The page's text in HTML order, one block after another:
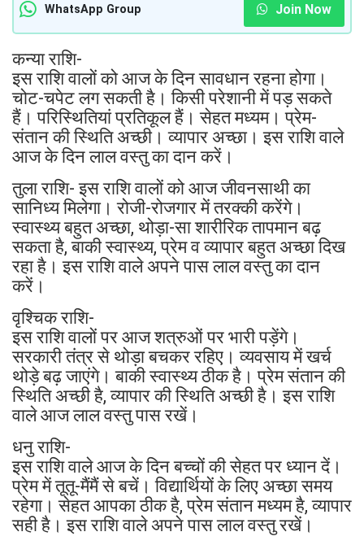
WhatsApp Group Join Now
कन्या राशि-
इस राशि वालों को आज के दिन सावधान रहना होगा।
चोट-चपेट लग सकती है। किसी परेशानी में पड़ सकते
हैं। परिस्थितियां प्रतिकूल हैं। सेहत मध्यम। प्रेम-
संतान की स्थिति अच्छी। व्यापार अच्छा। इस राशि वाले
आज के दिन लाल वस्तु का दान करें।
तुला राशि- इस राशि वालों को आज जीवनसाथी का
सानिध्य मिलेगा। रोजी-रोजगार में तरक्की करेंगे।
स्वास्थ्य बहुत अच्छा, थोड़ा-सा शारीरिक तापमान बढ़
सकता है, बाकी स्वास्थ्य, प्रेम व व्यापार बहुत अच्छा दिख
रहा है। इस राशि वाले अपने पास लाल वस्तु का दान
करें।
वृश्चिक राशि-
इस राशि वालों पर आज शत्रुओं पर भारी पड़ेंगे।
सरकारी तंत्र से थोड़ा बचकर रहिए। व्यवसाय में खर्च
थोड़े बढ़ जाएंगे। बाकी स्वास्थ्य ठीक है। प्रेम संतान की
स्थिति अच्छी है, व्यापार की स्थिति अच्छी है। इस राशि
वाले आज लाल वस्तु पास रखें।
धनु राशि-
इस राशि वाले आज के दिन बच्चों की सेहत पर ध्यान दें।
प्रेम में तूतू-मैंमैं से बचें। विद्यार्थियों के लिए अच्छा समय
रहेगा। सेहत आपका ठीक है, प्रेम संतान मध्यम है, व्यापार
सही है। इस राशि वाले अपने पास लाल वस्तु रखें।